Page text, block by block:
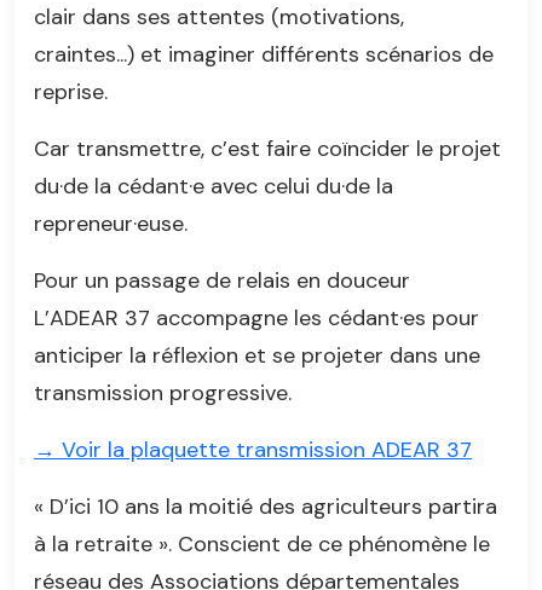
clair dans ses attentes (motivations,
craintes...) et imaginer différents scénarios de
reprise.
Car transmettre, c’est faire coïncider le projet
du·de la cédant·e avec celui du·de la
repreneur·euse.
Pour un passage de relais en douceur
L’ADEAR 37 accompagne les cédant·es pour
anticiper la réflexion et se projeter dans une
transmission progressive.
→ Voir la plaquette transmission ADEAR 37
« D’ici 10 ans la moitié des agriculteurs partira
à la retraite ». Conscient de ce phénomène le
réseau des Associations départementales